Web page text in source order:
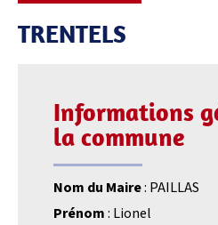
TRENTELS
Informations
la commune
Nom du Maire: PAILLAS
Prénom: Lionel